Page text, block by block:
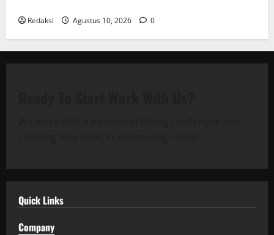
Redaksi Agustus 10, 2026 0
Quick Links
Company